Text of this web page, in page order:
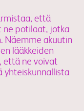
että
ne potilaat, jotka
Näemme akuutin
lääkkeiden
että ne voivat
yhteiskunnallista